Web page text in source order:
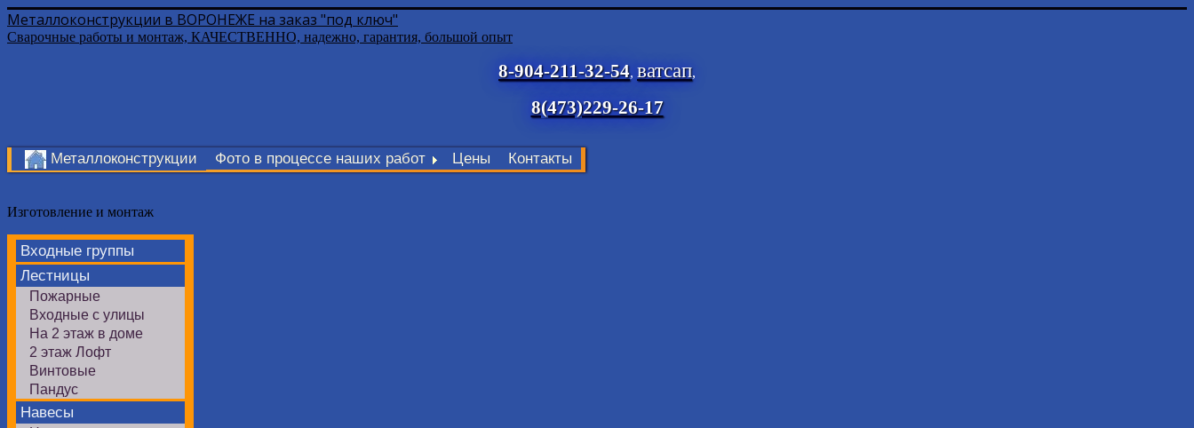
Металлоконструкции в ВОРОНЕЖЕ на заказ "под ключ"
Сварочные работы и монтаж, КАЧЕСТВЕННО, надежно, гарантия, большой опыт
8-904-211-32-54, ватсап,
8(473)229-26-17
Металлоконструкции Фото в процессе наших работ Цены Контакты
Изготовление и монтаж
Входные группы
Лестницы
Пожарные
Входные с улицы
На 2 этаж в доме
2 этаж Лофт
Винтовые
Пандус
Навесы